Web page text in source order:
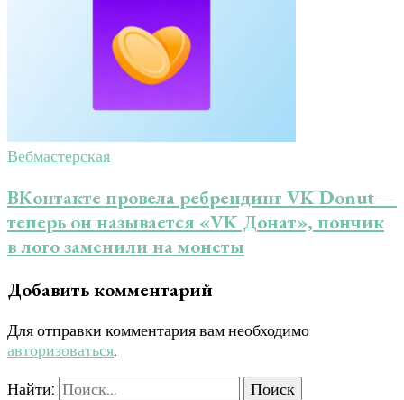
Вебмастерская
ВКонтакте провела ребрендинг VK Donut —
теперь он называется «VK Донат», пончик
в лого заменили на монеты
Добавить комментарий
Для отправки комментария вам необходимо
авторизоваться.
Найти: